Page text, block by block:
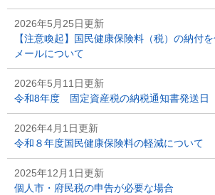
2026年5月25日更新
【注意喚起】国民健康保険料（税）の納付
メールについて
2026年5月11日更新
令和8年度 固定資産税の納税通知書発送日
2026年4月1日更新
令和８年度国民健康保険料の軽減について
2025年12月1日更新
個人市・府民税の申告が必要な場合